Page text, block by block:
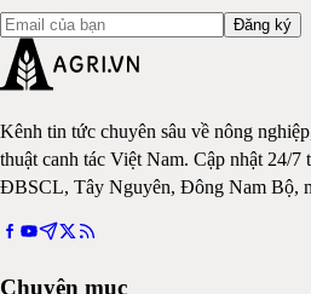
Đăng ký
Kênh tin tức chuyên sâu về nông
thuật canh tác Việt Nam. Cập nhật 24/7
ĐBSCL, Tây Nguyên, Đông Nam Bộ,
Chuyên mục